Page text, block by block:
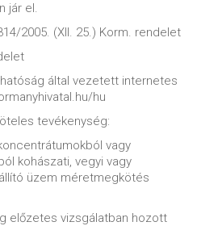
jár el.
2005. (XII. 25.) Korm. rendelet
által vezetett internetes
hu
tevékenység:
vagy
kohászati, vegyi vagy
üzem méretmegkötés
előzetes vizsgálatban hozott